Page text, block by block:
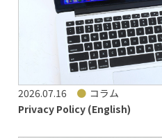
2026.07.16
コラム
Privacy Policy (English)